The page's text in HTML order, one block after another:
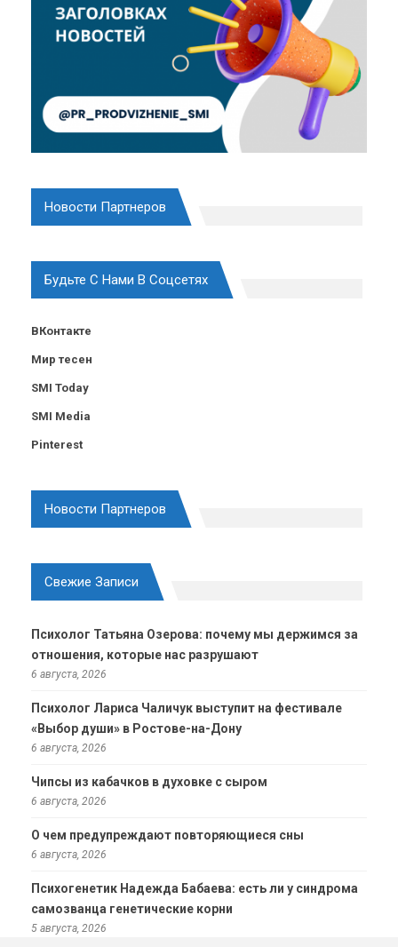
Новости Партнеров
Будьте С Нами В Соцсетях
ВКонтакте
Мир тесен
SMI Today
SMI Media
Pinterest
Новости Партнеров
Свежие Записи
Психолог Татьяна Озерова: почему мы держимся за
отношения, которые нас разрушают
6 августа, 2026
Психолог Лариса Чаличук выступит на фестивале
«Выбор души» в Ростове-на-Дону
6 августа, 2026
Чипсы из кабачков в духовке с сыром
6 августа, 2026
О чем предупреждают повторяющиеся сны
6 августа, 2026
Психогенетик Надежда Бабаева: есть ли у синдрома
самозванца генетические корни
5 августа, 2026